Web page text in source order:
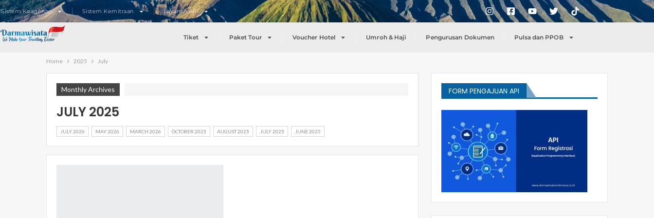
Sistem Keagenan Sistem Kemitraan Layanan API
Tiket Paket Tour Voucher Hotel Umroh & Haji Pengurusan Dokumen Pulsa dan PPOB
Home 2025 July
Monthly Archives
JULY 2025
JULY 2026 MAY 2026 MARCH 2026 OCTOBER 2025 AUGUST 2025 JULY 2025 JUNE 2025
FORM PENGAJUAN API